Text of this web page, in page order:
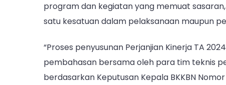
program dan kegiatan yang memuat
satu kesatuan dalam pelaksanaan maupun
“Proses penyusunan Perjanjian Kinerja TA
pembahasan bersama oleh para tim teknis
berdasarkan Keputusan Kepala BKKBN